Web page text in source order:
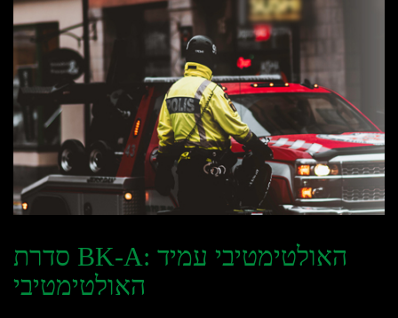
סדרת BK-A: האולטימטיבי עמיד
האולטימטיבי